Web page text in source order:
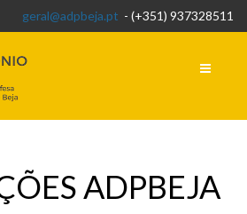
geral@adpbeja.pt - (+351) 937328511
ADPBEJA